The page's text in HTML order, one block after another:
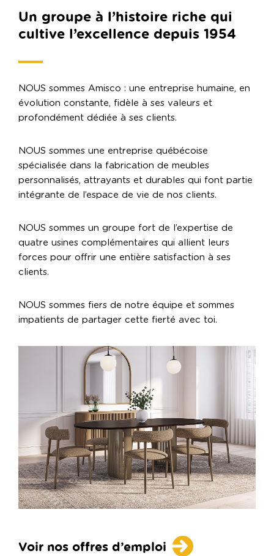
Un groupe à l’histoire riche qui
cultive l’excellence depuis 1954
NOUS sommes Amisco : une entreprise humaine, en
évolution constante, fidèle à ses valeurs et
profondément dédiée à ses clients.
NOUS sommes une entreprise québécoise
spécialisée dans la fabrication de meubles
personnalisés, attrayants et durables qui font partie
intégrante de l’espace de vie de nos clients.
NOUS sommes un groupe fort de l’expertise de
quatre usines complémentaires qui allient leurs
forces pour offrir une entière satisfaction à ses
clients.
NOUS sommes fiers de notre équipe et sommes
impatients de partager cette fierté avec toi.
Voir nos offres d’emploi